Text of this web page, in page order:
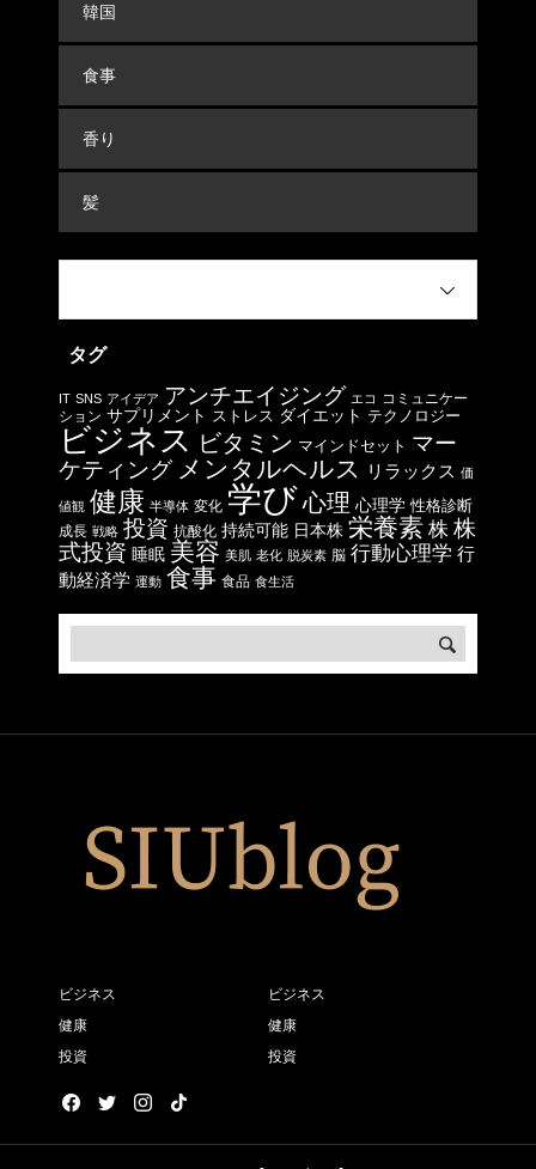
韓国
食事
香り
髪
タグ
IT SNS アイデア アンチエイジング エコ コミュニケー
ション サプリメント ストレス ダイエット テクノロジー
ビジネス ビタミン マインドセット マー
ケティング メンタルヘルス リラックス 価
値観 健康 半導体 変化 学び心理 心理学 性格診断
成長 戦略 投資 抗酸化 持続可能 日本株 栄養素 株 株
式投資 睡眠 美容 美肌 老化 脱炭素 脳 行動心理学 行
動経済学 運動 食事 食品 食生活
ビジネス
健康
投資
ビジネス
健康
投資